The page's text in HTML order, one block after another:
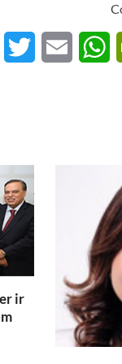
o
W
A
p
p
ir